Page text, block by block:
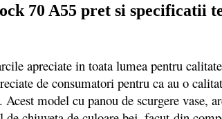
70 A55 pret si specificatii
apreciate in toata lumea pentru
de consumatori pentru ca au o
model cu panou de scurgere